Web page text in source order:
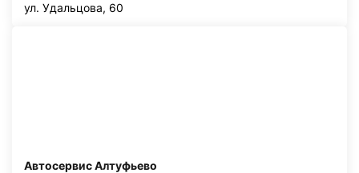
ул. Удальцова, 60
Автосервис Алтуфьево